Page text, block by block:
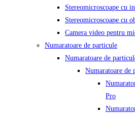
Stereomicroscoape cu
Stereomicroscoape cu
Camera video pentru
Numaratoare de particule
Numaratoare de
Numaratoare de
Pro